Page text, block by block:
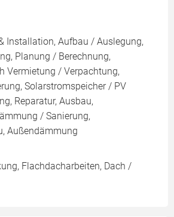
Installation, Aufbau / Auslegung,
Planung / Berechnung,
Vermietung / Verpachtung,
Solarstromspeicher / PV
Reparatur, Ausbau,
/ Sanierung,
Außendämmung
Flachdacharbeiten, Dach /